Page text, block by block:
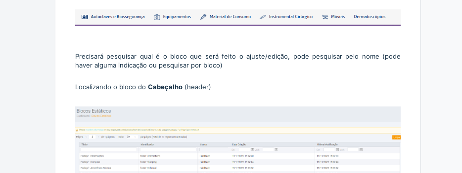
Precisará pesquisar qual é o bloco que será feito o ajuste/edição, pode pesquisar pelo nome (pode
haver alguma indicação ou pesquisar por bloco)
Localizando o bloco do Cabeçalho (header)